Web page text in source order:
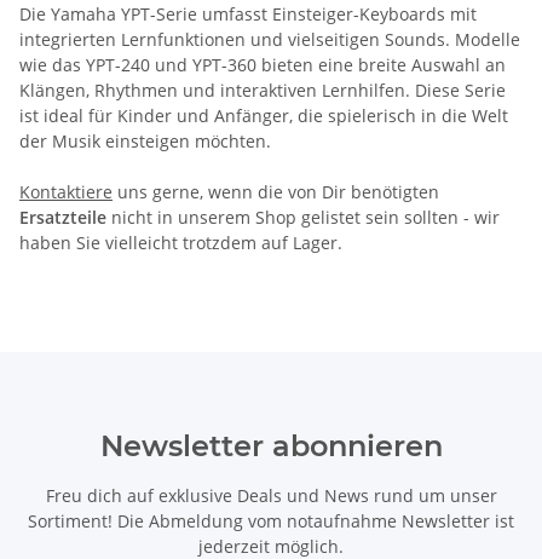
Die Yamaha YPT-Serie umfasst Einsteiger-Keyboards mit
integrierten Lernfunktionen und vielseitigen Sounds. Modelle
wie das YPT-240 und YPT-360 bieten eine breite Auswahl an
Klängen, Rhythmen und interaktiven Lernhilfen. Diese Serie
ist ideal für Kinder und Anfänger, die spielerisch in die Welt
der Musik einsteigen möchten.
Kontaktiere uns gerne, wenn die von Dir benötigten
Ersatzteile nicht in unserem Shop gelistet sein sollten - wir
haben Sie vielleicht trotzdem auf Lager.
Newsletter abonnieren
Freu dich auf exklusive Deals und News rund um unser
Sortiment! Die Abmeldung vom notaufnahme Newsletter ist
jederzeit möglich.